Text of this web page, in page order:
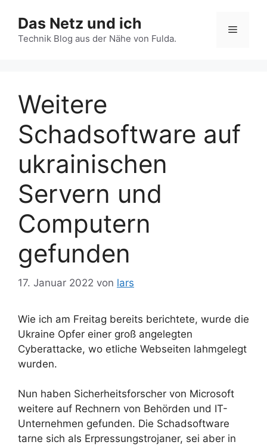
Inhalt
springen
Das Netz und ich
Technik Blog aus der Nähe von Fulda.
Menü
Weitere
Schadsoftware auf
ukrainischen
Servern und
Computern
gefunden
17. Januar 2022 von lars
Wie ich am Freitag bereits berichtete, wurde die
Ukraine Opfer einer groß angelegten
Cyberattacke, wo etliche Webseiten lahmgelegt
wurden.
Nun haben Sicherheitsforscher von Microsoft
weitere auf Rechnern von Behörden und IT-
Unternehmen gefunden. Die Schadsoftware
tarne sich als Erpressungstrojaner, sei aber in